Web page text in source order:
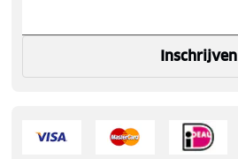
Inschrijven